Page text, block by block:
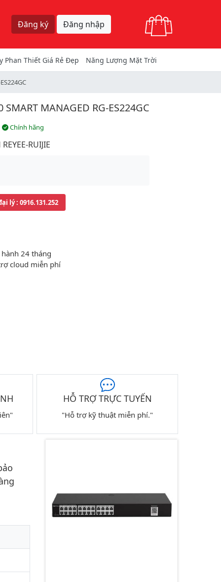
Đăng ký Đăng nhập
Phan Thiết Giá Rẻ Đẹp Năng Lượng Mặt Trời
SMART MANAGED RG-ES224GC
Chính hãng
RUIJIE
lý: 0916.131.252
24 tháng
cloud miễn phí
HỖ TRỢ TRỰC TUYẾN
"Hỗ trợ kỹ thuật miễn phí."